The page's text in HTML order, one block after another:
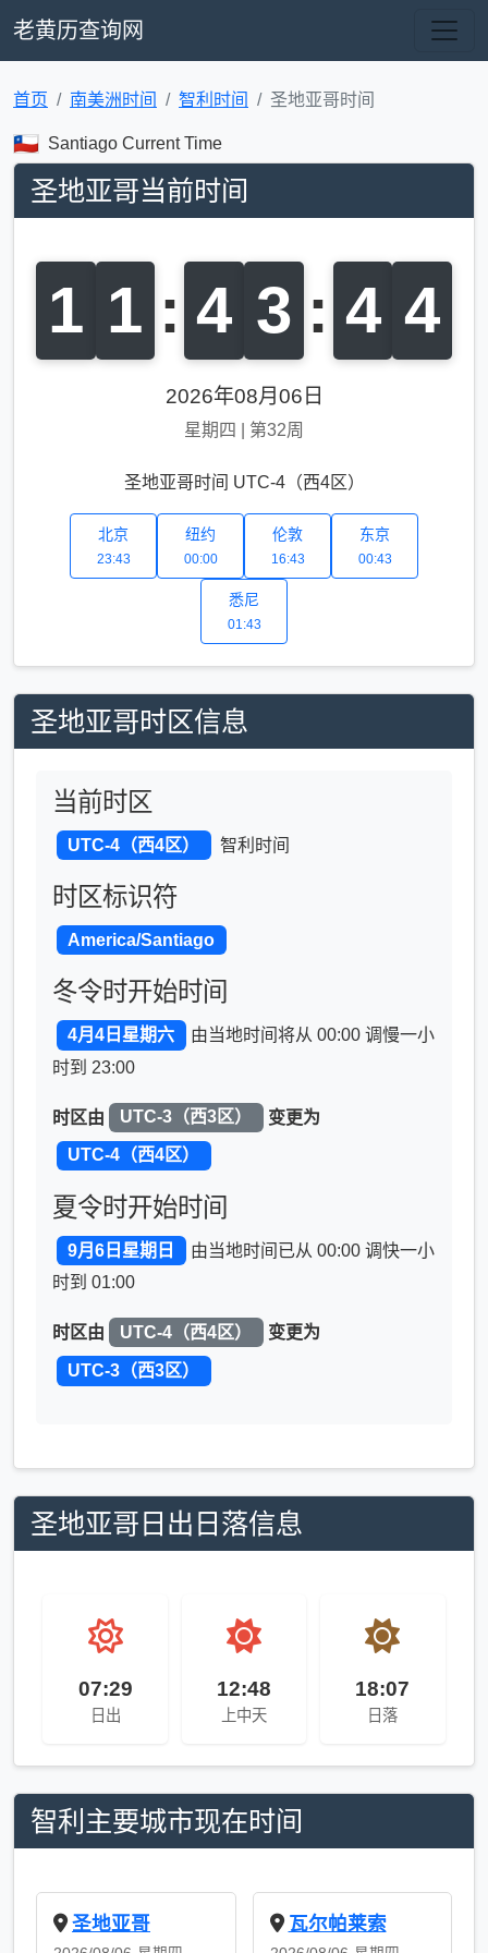
老黄历查询网
首页 南美洲时间 智利时间 圣地亚哥时间
Santiago Current Time
圣地亚哥当前时间
1 1 : 4 3 : 4 5
2026年08月06日
星期四 第32周
圣地亚哥时间 UTC-4（西4区）
北京
23:43
纽约
00:00
伦敦
16:43
东京
00:43
悉尼
01:43
圣地亚哥时区信息
当前时区
UTC-4（西4区） 智利时间
时区标识符
America/Santiago
冬令时开始时间
4月4日星期六
由当地时间将从 00:00 调慢一小
时到 23:00
时区由 UTC-3（西3区） 变更为
UTC-4（西4区）
夏令时开始时间
9月6日星期日
由当地时间已从 00:00 调快一小
时到 01:00
时区由 UTC-4（西4区） 变更为
UTC-3（西3区）
圣地亚哥日出日落信息
07:29
日出
12:48
上中天
18:07
日落
智利主要城市现在时间
圣地亚哥 瓦尔帕莱索